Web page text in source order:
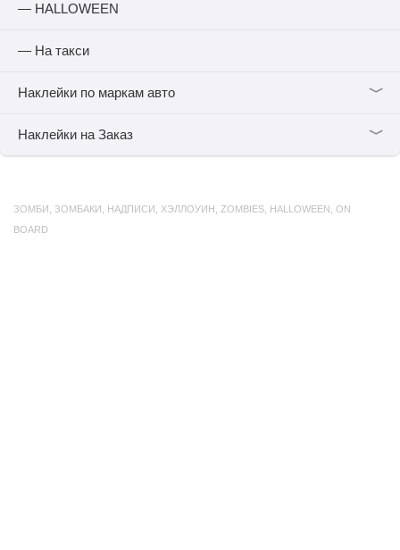
— HALLOWEEN
— На такси
Наклейки по маркам авто ﹀
Наклейки на Заказ ﹀
ЗОМБИ ЗОМБАКИ НАДПИСИ ХЭЛЛОУИН ZOMBIES HALLOWEEN ON
BOARD